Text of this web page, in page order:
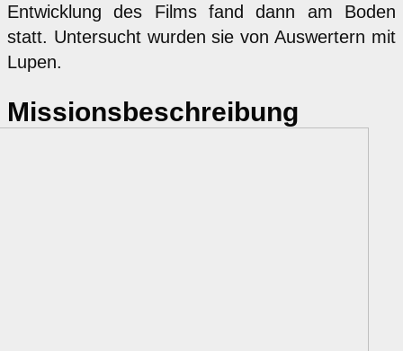
Entwicklung des Films fand dann am Boden
statt. Untersucht wurden sie von Auswertern mit
Lupen.
Missionsbeschreibung